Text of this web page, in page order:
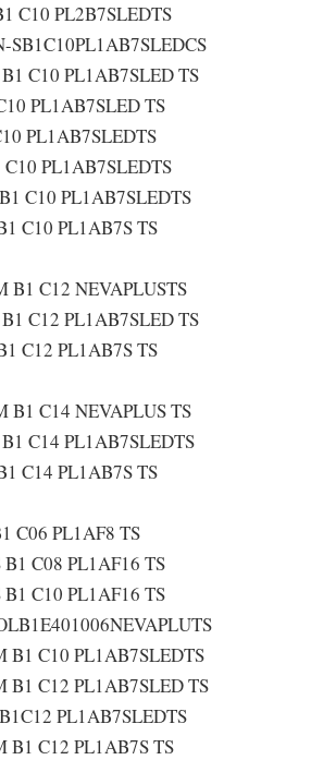
C10 PL2B7SLEDTS
C10 PL1AB7SLED TS
PL1AB7SLED TS
PL1AB7SLEDTS
PL1AB7SLEDTS
C10 PL1AB7SLEDTS
C10 PL1AB7S TS
C12 NEVAPLUSTS
C12 PL1AB7SLED TS
C12 PL1AB7S TS
C14 NEVAPLUS TS
C14 PL1AB7SLEDTS
C14 PL1AB7S TS
C06 PL1AF8 TS
C08 PL1AF16 TS
C10 PL1AF16 TS
C10 PL1AB7SLEDTS
C12 PL1AB7SLED TS
PL1AB7SLEDTS
C12 PL1AB7S TS